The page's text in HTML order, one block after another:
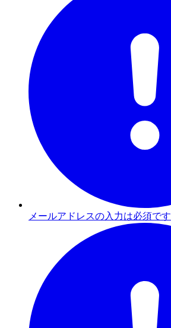
メールアドレスの入力は必須です